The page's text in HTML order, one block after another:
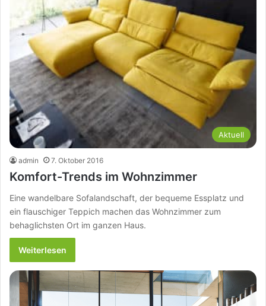
Aktuell
admin 7. Oktober 2016
Komfort-Trends im Wohnzimmer
Eine wandelbare Sofalandschaft, der bequeme Essplatz und
ein flauschiger Teppich machen das Wohnzimmer zum
behaglichsten Ort im ganzen Haus.
Weiterlesen